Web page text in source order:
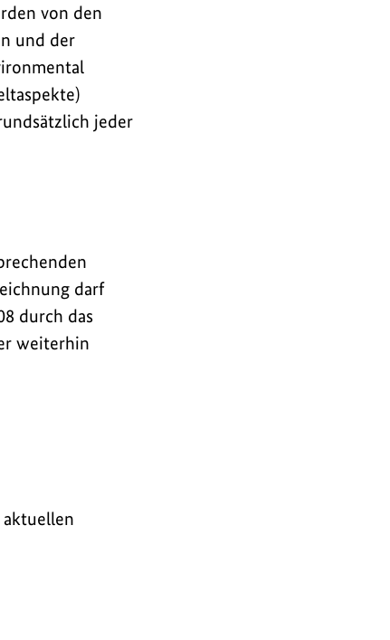
von den
und der
jeder
darf
durch das
weiterhin